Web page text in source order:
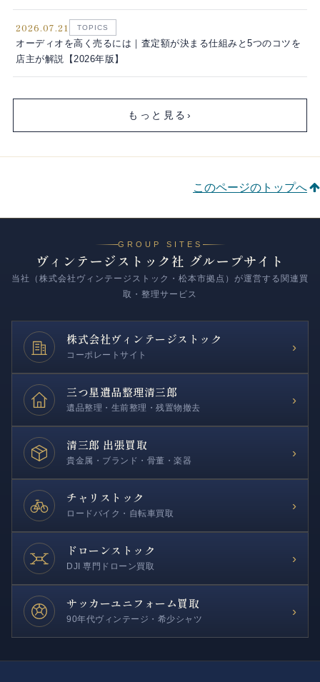
2026.07.21 TOPICS
オーディオを高く売るには｜査定額が決まる仕組みと5つのコツを
店主が解説【2026年版】
もっと見る ›
このページのトップへ
GROUP SITES
ヴィンテージストック社 グループサイト
当社（株式会社ヴィンテージストック・松本市拠点）が運営する関連買
取・整理サービス
株式会社ヴィンテージストック
コーポレートサイト
›
三つ星遺品整理清三郎
遺品整理・生前整理・残置物撤去
›
清三郎 出張買取
貴金属・ブランド・骨董・楽器
›
チャリストック
ロードバイク・自転車買取
›
ドローンストック
DJI 専門ドローン買取
›
サッカーユニフォーム買取
90年代ヴィンテージ・希少シャツ
›